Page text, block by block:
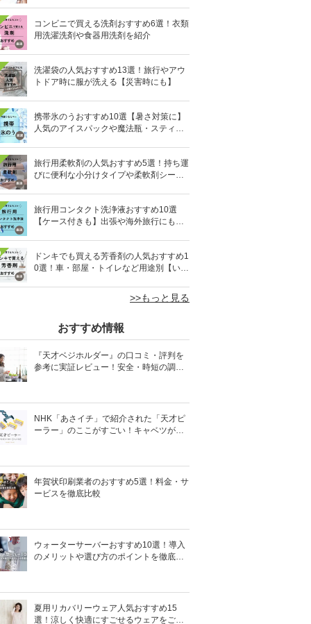
コンビニで買える洗剤おすすめ6選！衣類
用洗濯洗剤や食器用洗剤を紹介
洗濯袋の人気おすすめ13選！旅行やアウ
トドア時に服が洗える【災害時にも】
携帯氷のうおすすめ10選【暑さ対策に】
人気のアイスパックや魔法瓶・スティッ
旅行用柔軟剤の人気おすすめ5選！持ち運
びに便利な小分けタイプや柔軟剤シート
旅行用コンタクト洗浄液おすすめ10選
【ケース付きも】出張や海外旅行にも便
ドンキでも買える芳香剤の人気おすすめ1
0選！車・部屋・トイレなど用途別【いい
>>もっと見る
おすすめ情報
『天才ベジホルダー』の口コミ・評判を
参考に実証レビュー！安全・時短の調理
NHK「あさイチ」で紹介された「天才ピ
ーラー」のここがすごい！キャベツがほ
年賀状印刷業者のおすすめ5選！料金・サ
ービスを徹底比較
ウォーターサーバーおすすめ10選！導入
のメリットや選び方のポイントを徹底解
夏用リカバリーウェア人気おすすめ15
選！涼しく快適にすごせるウェアをご紹